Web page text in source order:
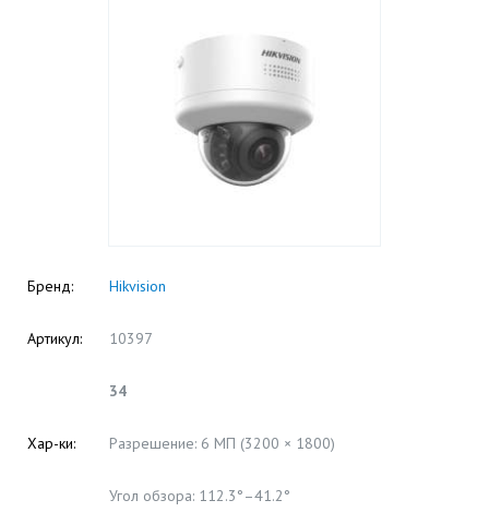
Бренд: Hikvision
Артикул: 10397
34
Хар-ки: Разрешение: 6 МП (3200 × 1800)
Угол обзора: 112.3°–41.2°